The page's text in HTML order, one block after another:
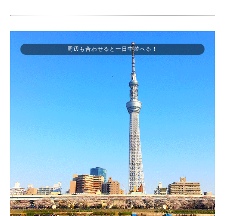
周辺も合わせると一日中遊べる！